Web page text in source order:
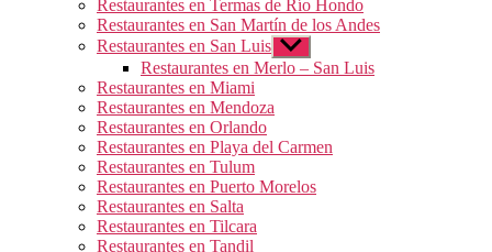
Restaurantes en Termas de Río Hondo
Restaurantes en San Martín de los Andes
Restaurantes en San Luis Mostrar
el
submenú
Restaurantes en Merlo – San Luis
Restaurantes en Miami
Restaurantes en Mendoza
Restaurantes en Orlando
Restaurantes en Playa del Carmen
Restaurantes en Tulum
Restaurantes en Puerto Morelos
Restaurantes en Salta
Restaurantes en Tilcara
Restaurantes en Tandil